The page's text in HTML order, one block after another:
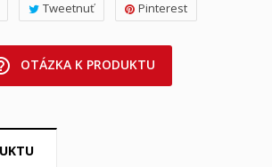
Tweetnuť Pinterest
OTÁZKA K PRODUKTU